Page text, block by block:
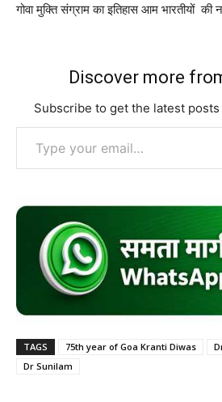
गोवा मुक्ति संग्राम का इतिहास आम भारतीयों
Discover more from
Subscribe to get the latest
Type your email…
TAGS 75th year of Goa Kranti Diwas
Dr Sunilam